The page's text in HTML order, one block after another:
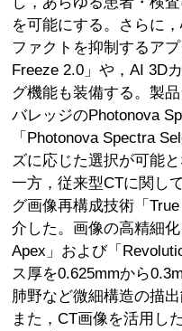
を可能にする。さらに
ファクトを抑制するア
Freeze 2.0」や，AI 3D
グ機能も装備する。製
バレッジのPhotonova
「Photonova Spectra
ズに応じた選択が可能と
一方，従来型CTに関し
グ画像再構成技術「
介した。画像の高精細
Apex」および「
ス厚を0.625mmから
肺野など微細構造の描
また，CT画像を活用し